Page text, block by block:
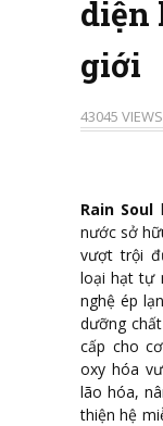
diện
giới
43045 VIEWS
Rain Soul
nước sở
vượt trội
loại hạt tự
nghệ ép
dưỡng
cấp cho
oxy hóa
lão hóa,
thiện hệ